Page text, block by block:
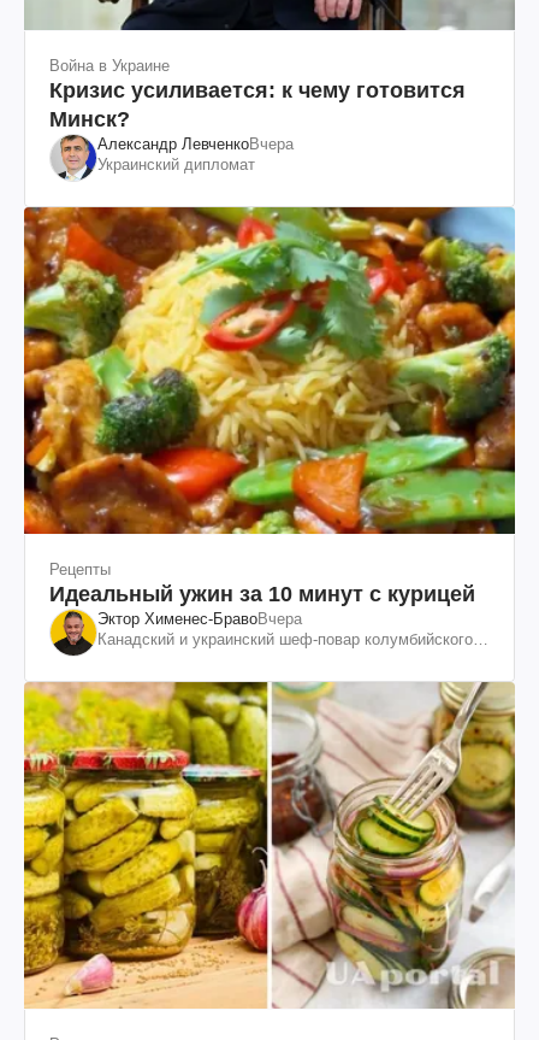
Война в Украине
Кризис усиливается: к чему готовится
Минск?
Александр ЛевченкоВчера
Украинский дипломат
Рецепты
Идеальный ужин за 10 минут с курицей
Эктор Хименес-БравоВчера
Канадский и украинский шеф-повар колумбийского